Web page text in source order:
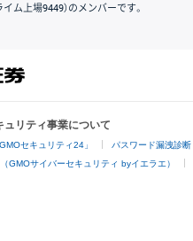
ム上場9449）のメンバーです。
リティ事業について
セキュリティ24」 パスワード漏洩診断
GMOサイバーセキュリティ byイエラエ）